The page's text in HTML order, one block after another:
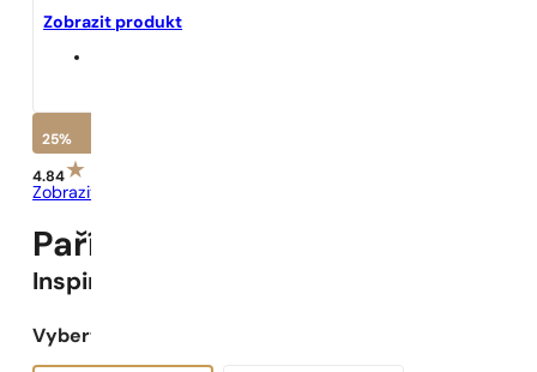
Zobrazit produkt
25%
4.84
Zobrazit recenze
Pařížské Parfémy N° 236 -
Inspirováno
Vyberte objem: